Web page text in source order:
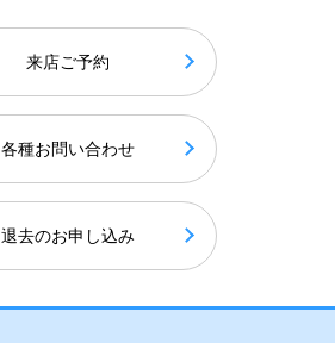
来店ご予約
各種お問い合わせ
退去のお申し込み